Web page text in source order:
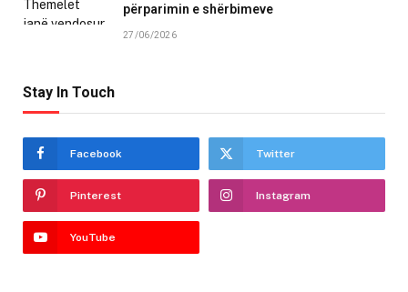
përparimin e shërbimeve
27/06/2026
Stay In Touch
Facebook Twitter
Pinterest Instagram
YouTube